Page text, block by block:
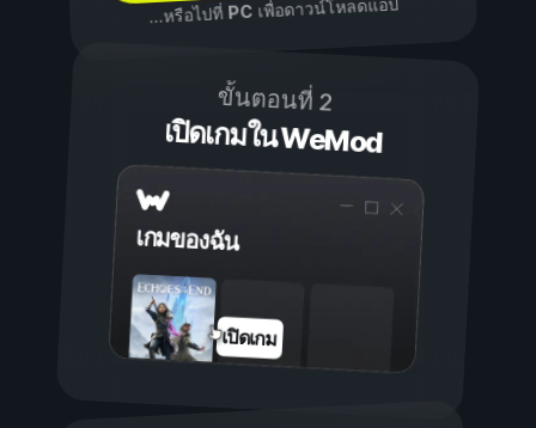
...หรือไปที่ PCเพื่อดาวน์โหลดแอป
ขั้นตอนที่ 2
เปิดเกมใน WeMod
เกมของฉัน
เปิดเกม